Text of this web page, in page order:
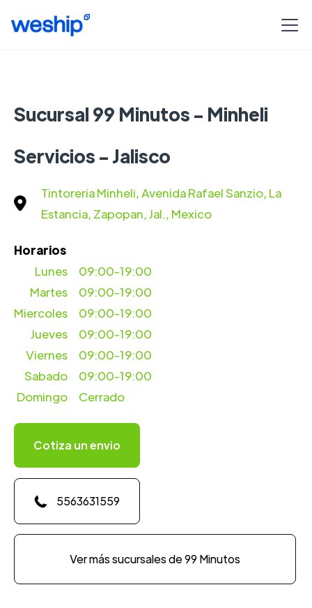
Sucursal 99 Minutos - Minheli
Servicios - Jalisco
Tintoreria Minheli, Avenida Rafael Sanzio, La
Estancia, Zapopan, Jal., Mexico
Horarios
09:00-19:00
Martes
Miercoles
Lunes
09:00-19:00
09:00-19:00
Jueves
09:00-19:00
Viernes
09:00-19:00
Sabado
09:00-19:00
Domingo
Cerrado
Cotiza un envio
5563631559
Ver más sucursales de 99 Minutos